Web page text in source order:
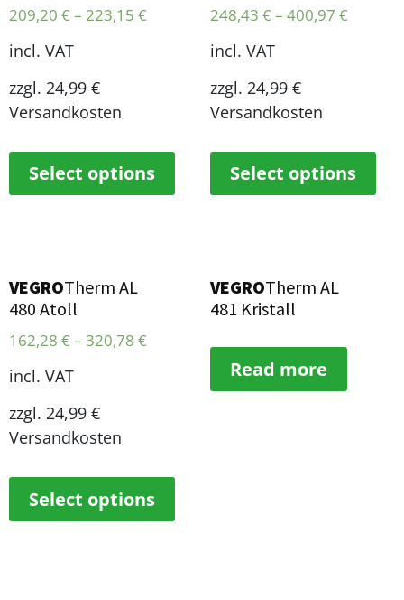
209,20 € – 223,15 €
incl. VAT
zzgl. 24,99 €
Versandkosten
Select options
248,43 € – 400,97 €
incl. VAT
zzgl. 24,99 €
Versandkosten
Select options
VEGROTherm AL
480 Atoll
162,28 € – 320,78 €
incl. VAT
zzgl. 24,99 €
Versandkosten
Select options
VEGROTherm AL
481 Kristall
Read more